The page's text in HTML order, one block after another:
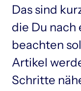
Das sind
die Du nach
beachten
Artikel
Schritte